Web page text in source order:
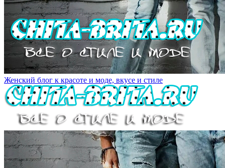
Женский блог к красоте и моде, вкусе и стиле